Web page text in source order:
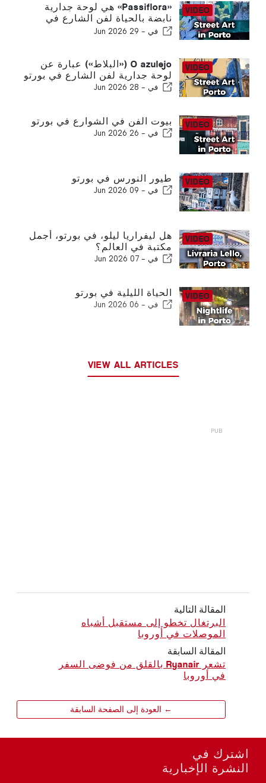
«Passiflora» هي لوحة جدارية
نابضة بالحياة لفن الشارع في
بورتوفي - 29 Jun 2026
O azulejo («البلاط») عبارة عن
لوحة جدارية لفن الشارع في بورتو
في - 28 Jun 2026
بيوت الفن في الشوارع في بورتو
في - 26 Jun 2026
طيور النورس في بورتو
في - 09 Jun 2026
هل ليفراريا ليلو، في بورتو، أجمل
مكتبة في العالم؟
في - 07 Jun 2026
الحياة الليلية في بورتو
في - 06 Jun 2026
VIEW ALL ARTICLES
المقالة التالية
البرتغال تخطو إلى مستقبل أشباه
الموصلات في أوروبا
المقالة السابقة
تشعر Ryanair بالقلق من فوضى السفر
في أوروبا
← العودة إلى الصفحة السابقة
اشترك في
النشرة الإخبارية